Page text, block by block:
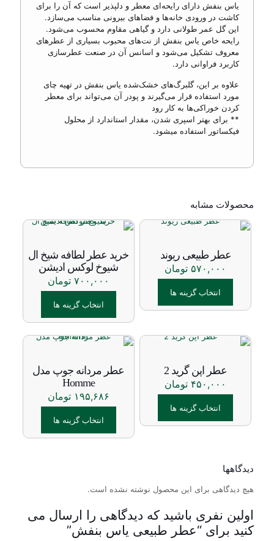
یاس بنفش دارای رایحه‌ای معطر و دلپذیر است که آن را برای
کاشت در ورودی خانه‌ها و فضاهای بیرونی مناسب می‌سازد.
این گل عمر طولانی دارد و گیاهی مقاوم محسوب می‌شود.
رایحه خاص یاس بنفش از نت‌های محبوب بسیاری از عطرهای
معروف تشکیل می‌شود و اسانس آن در صنعت عطرسازی
کاربرد فراوانی دارد.
علاوه بر این، گلبرگ‌های خشک‌شده یاس بنفش در تهیه چای
مورد استفاده قرار می‌گیرند و پودر آن می‌تواند برای معطر
کردن خوراکی‌ها به کار رود
** برای بهتر اسپری شدن، مقدار استاندارد از محلول
فیکساتور استفاده‌ میشود.
محصولات مشابه
عطر طبیعی ریوند
۵۷۰,۰۰۰ تومان
انتخاب گزینه ها
دارای
می
باشد.
گزینه
ها
ممکن
شوند
خرید عطر لطافه شیخ ال
شیوخ لوکس ادیشن
۷۰۰,۰۰۰ تومان
انتخاب گزینه ها
محصول
مختلفی
می
باشد.
گزینه
ها
ممکن
عطر اپن گرید 2
۴۵۰,۰۰۰ تومان
انتخاب گزینه ها
می
گزینه
ها
ممکن
عطر مردانه جوپ مدل
Homme
۱۹۵,۶۸۶ تومان
انتخاب گزینه ها
گزینه
ها
دیدگاهها
هیچ دیدگاهی برای این محصول نوشته نشده است.
اولین نفری باشید که دیدگاهی را ارسال می
کنید برای “عطر طبیعی یاس بنفش”